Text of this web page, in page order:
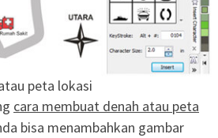
peta lokasi
cara membuat denah atau peta
bisa menambahkan gambar